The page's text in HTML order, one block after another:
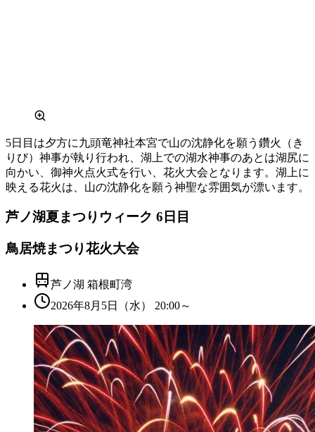
5日目は夕方に九頭竜神社本宮で山の沈静化を願う鑽火（き
りび）神事が執り行われ、湖上での湖水神事のあとは湖尻に
向かい、御神火点火式を行い、花火大会となります。湖上に
映える花火は、山の沈静化を願う神聖な雰囲気が漂います。
芦ノ湖夏まつりウィーク 6日目
鳥居焼まつり花火大会
芦ノ湖 箱根町湾
2026年8月5日（水） 20:00～